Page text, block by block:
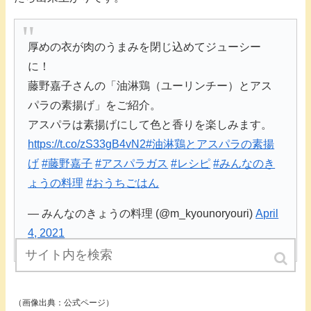
厚めの衣が肉のうまみを閉じ込めてジューシー
に！
藤野嘉子さんの「油淋鶏（ユーリンチー）とアス
パラの素揚げ」をご紹介。
アスパラは素揚げにして色と香りを楽しみます。
https://t.co/zS33gB4vN2#油淋鶏とアスパラの素揚
げ #藤野嘉子 #アスパラガス #レシピ #みんなのき
ょうの料理 #おうちごはん
— みんなのきょうの料理 (@m_kyounoryouri)April
4, 2021
（画像出典：公式ページ）